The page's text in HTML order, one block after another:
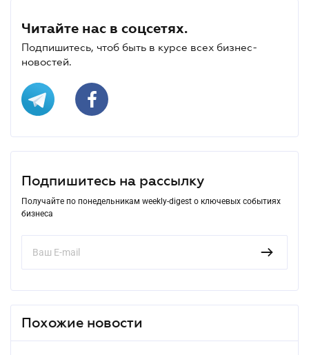
Читайте нас в соцсетях.
Подпишитесь, чтоб быть в курсе всех бизнес-
новостей.
Подпишитесь на рассылку
Получайте по понедельникам weekly-digest о ключевых событиях
бизнеса
Похожие новости